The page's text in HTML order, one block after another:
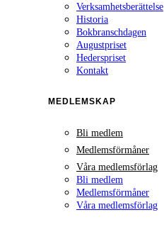
Verksamhetsberättelse
Historia
Bokbranschdagen
Augustpriset
Hederspriset
Kontakt
MEDLEMSKAP
Bli medlem
Medlemsförmåner
Våra medlemsförlag
Bli medlem
Medlemsförmåner
Våra medlemsförlag